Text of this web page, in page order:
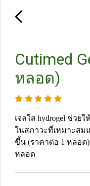
Cutimed
หลอด)
เจลใส hydrogel ช่ว
ในสภาวะที่เหมาะสม
ขึ้น (ราคาต่อ 1 หลอด
หลอด